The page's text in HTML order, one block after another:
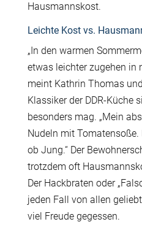
Hausmannskost.
Leichte Kost vs.
„In den warmen
etwas leichter zugehen in
meint Kathrin Thomas
Klassiker der DDR-Küche
besonders mag. „Mein
Nudeln mit Tomatensoße.
ob Jung.“ Der
trotzdem oft
Der Hackbraten oder
jeden Fall von allen
viel Freude gegessen.